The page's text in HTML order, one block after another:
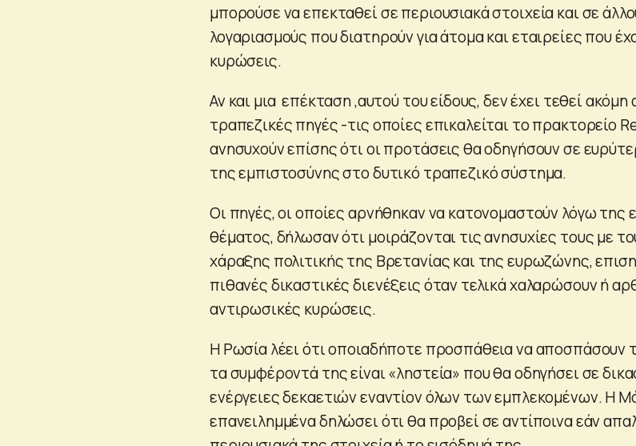
μπορούσε να επεκταθεί σε περιουσιακά στοιχεία και σε
λογαριασμούς που διατηρούν για άτομα και εταιρείες που
κυρώσεις.
Αν και μια επέκταση ,αυτού του είδους, δεν έχει τεθεί ακόμη
τραπεζικές πηγές -τις οποίες επικαλείται το πρακτορείο
ανησυχούν επίσης ότι οι προτάσεις θα οδηγήσουν σε
της εμπιστοσύνης στο δυτικό τραπεζικό σύστημα.
Οι πηγές, οι οποίες αρνήθηκαν να κατονομαστούν λόγω της
θέματος, δήλωσαν ότι μοιράζονται τις ανησυχίες τους με
χάραξης πολιτικής της Βρετανίας και της ευρωζώνης,
πιθανές δικαστικές διενέξεις όταν τελικά χαλαρώσουν ή
αντιρωσικές κυρώσεις.
Η Ρωσία λέει ότι οποιαδήποτε προσπάθεια να αποσπάσουν
τα συμφέροντά της είναι «ληστεία» που θα οδηγήσει σε
ενέργειες δεκαετιών εναντίον όλων των εμπλεκομένων. Η
επανειλημμένα δηλώσει ότι θα προβεί σε αντίποινα εάν